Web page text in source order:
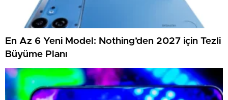
En Az 6 Yeni Model: Nothing’den 2027 için Tezli
Büyüme Planı